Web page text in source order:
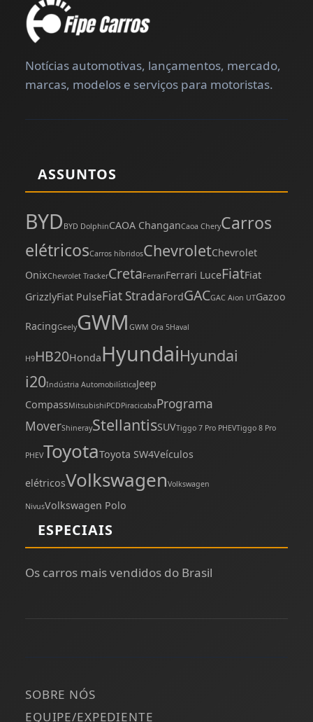
Notícias automotivas, lançamentos, mercado,
marcas, modelos e serviços para motoristas.
ASSUNTOS
BYD BYD DolphinCAOA ChanganCaoa CheryCarros
elétricosCarros híbridosChevroletChevrolet
OnixChevrolet TrackerCretaFerrariFerrari LuceFiatFiat
GrizzlyFiat PulseFiat StradaFordGACGAC Aion UTGazoo
RacingGeelyGWM GWM Ora 5Haval
H9HB20HondaHyundaiHyundai
i20Indústria AutomobilísticaJeep
CompassMitsubishiPCDPiracicabaPrograma
MoverShinerayStellantisSUVTiggo 7 Pro PHEVTiggo 8 Pro
PHEVToyotaToyota SW4Veículos
elétricosVolkswagenVolkswagen
NivusVolkswagen Polo
ESPECIAIS
Os carros mais vendidos do Brasil
SOBRE NÓS
EQUIPE/EXPEDIENTE